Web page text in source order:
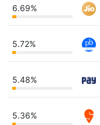
6.69%
5.72%
5.48%
5.36%